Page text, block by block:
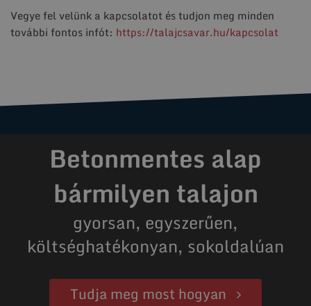
Vegye fel velünk a kapcsolatot és tudjon meg minden
további fontos infót: https://talajcsavar.hu/kapcsolat
Betonmentes alap
bármilyen talajon
gyorsan, egyszerűen,
költséghatékonyan, sokoldalúan
Tudja meg most hogyan